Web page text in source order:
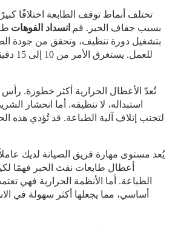
تختلف أنماط توقف الطابعة اختلافًا
انسداد الفوهات بسبب جفاف الحبر. قم
بتشغيل دورة تنظيف، وتحقق من جودة
للعمل.
تُعدّ الأعطال الحرارية أكثر خطورة. رأس
استبداله، لا تنظيفه. أما انحشار
لتجنب إتلاف آلية الطباعة. قد تُؤدي هذه
يُعد مستوى مهارة فريق الصيانة لديك
أعطال طابعات نفث الحبر فهمًا
الطباعة. أما الأنظمة الحرارية فهي
أساسي، مما يجعلها أكثر سهولة في